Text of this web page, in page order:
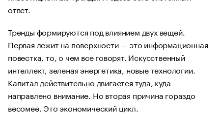
ответ.
Тренды формируются под влиянием двух вещей.
Первая лежит на поверхности — это информационная
повестка, то, о чем все говорят. Искусственный
интеллект, зеленая энергетика, новые технологии.
Капитал действительно двигается туда, куда
направлено внимание. Но вторая причина гораздо
весомее. Это экономический цикл.